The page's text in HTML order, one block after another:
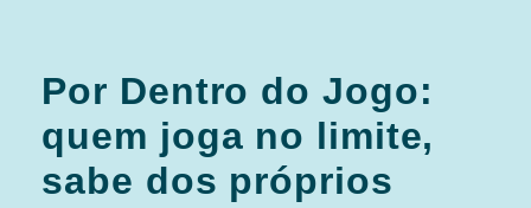
Por Dentro do Jogo:
quem joga no limite,
sabe dos próprios